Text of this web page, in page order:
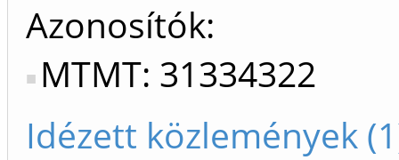
Azonosítók
MTMT: 31334322
Idézett közlemények